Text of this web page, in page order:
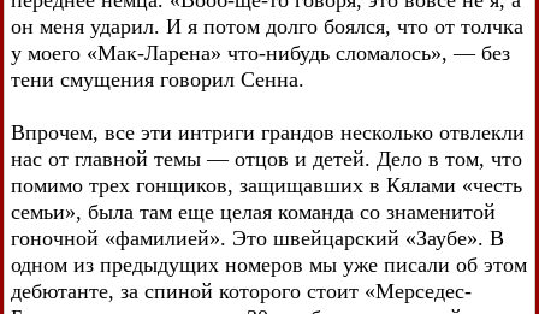
он меня ударил. И я потом долго боялся, что от толчка
у моего «Мак-Ларена» что-нибудь сломалось», — без
тени смущения говорил Сенна.
Впрочем, все эти интриги грандов несколько отвлекли
нас от главной темы — отцов и детей. Дело в том, что
помимо трех гонщиков, защищавших в Кялами «честь
семьи», была там еще целая команда со знаменитой
гоночной «фамилией». Это швейцарский «Заубе». В
одном из предыдущих номеров мы уже писали об этом
дебютанте, за спиной которого стоит «Мерседес-